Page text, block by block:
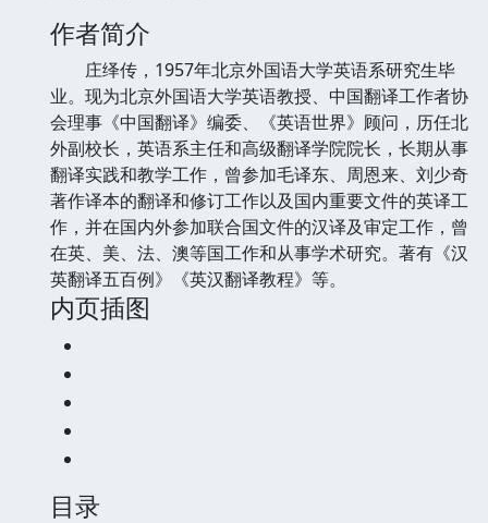
作者简介
庄绎传，1957年北京外国语大学英语系研究生毕
业。现为北京外国语大学英语教授、中国翻译工作者协
会理事《中国翻译》编委、《英语世界》顾问，历任北
外副校长，英语系主任和高级翻译学院院长，长期从事
翻译实践和教学工作，曾参加毛译东、周恩来、刘少奇
著作译本的翻译和修订工作以及国内重要文件的英译工
作，并在国内外参加联合国文件的汉译及审定工作，曾
在英、美、法、澳等国工作和从事学术研究。著有《汉
英翻译五百例》《英汉翻译教程》等。
内页插图
目录